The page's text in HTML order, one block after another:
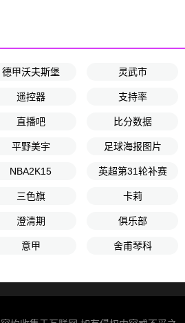
德甲沃夫斯堡 灵武市
遥控器 支持率
直播吧 比分数据
平野美宇 足球海报图片
NBA2K15 英超第31轮补赛
三色旗 卡莉
澄清期 俱乐部
意甲 舍甫琴科